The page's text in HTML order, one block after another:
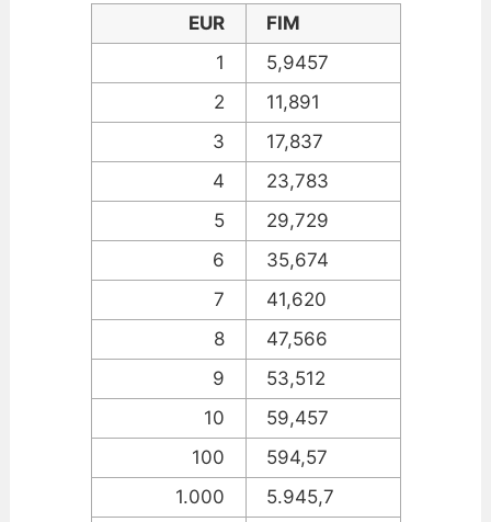
EUR
FIM
1
5,9457
2
11,891
3
17,837
4
23,783
5
29,729
6
35,674
7
41,620
8
47,566
9
53,512
10
59,457
100
594,57
1.000
5.945,7